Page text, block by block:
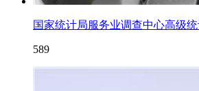
国家统计局服务业调查中心高级
589